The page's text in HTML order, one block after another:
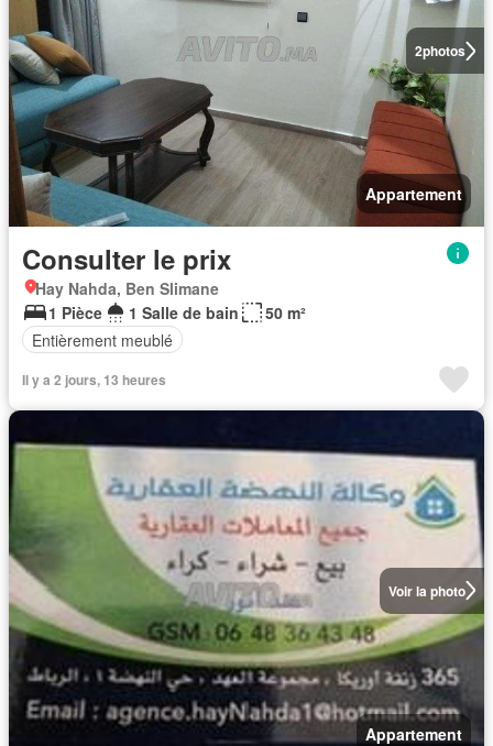
2photos
Appartement
Consulter le prix
Hay Nahda, Ben Slimane
1 Pièce
1 Salle de bain
50 m²
Entièrement meublé
Il y a 2 jours, 13 heures
Voir la photo
Appartement